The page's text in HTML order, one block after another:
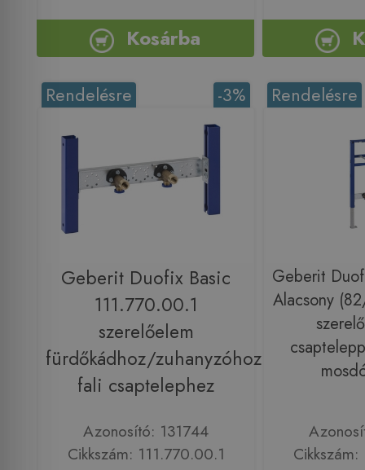
Kosárba
-3%
Rendelésre
Geberit Duofix Basic
111.770.00.1
szerelőelem
fürdőkádhoz/zuhanyzóhoz
fali csaptelephez
Azonosító: 131744
Cikkszám: 111.770.00.1
Rendelésre
Geberit
Alacsony